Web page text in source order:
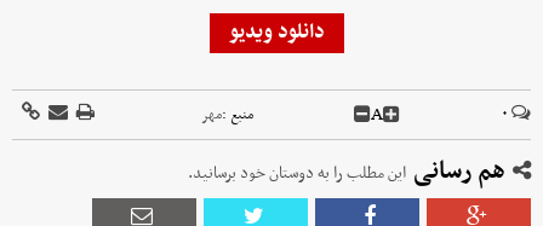
دانلود ویدیو
۰ A منبع :مهر
هم رسانی این مطلب را به دوستان خود برسانید.